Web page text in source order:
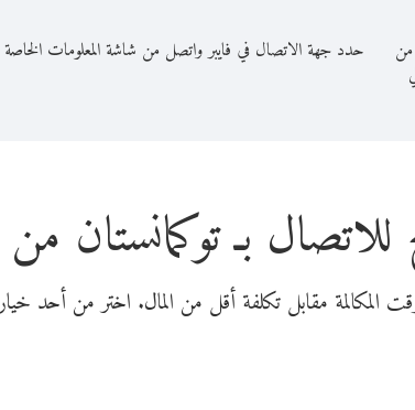
من حدد جهة الاتصال في فايبر واتصل من شاشة المعلومات الخاصة
للاتصال بـ توكمانستان